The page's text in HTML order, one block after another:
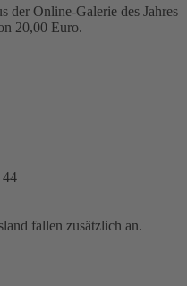
der Online-Galerie des Jahres
20,00 Euro.
fallen zusätzlich an.